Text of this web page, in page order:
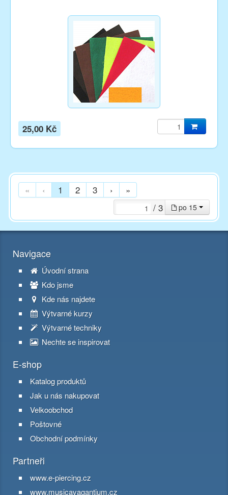
25,00 Kč
« ‹ 1 2 3 › »
po 15
/ 3
Navigace
Úvodní strana
Kdo jsme
Kde nás najdete
Výtvarné kurzy
Výtvarné techniky
Nechte se inspirovat
E-shop
Katalog produktů
Jak u nás nakupovat
Velkoobchod
Poštovné
Obchodní podmínky
Partneři
www.e-piercing.cz
www.musicavagantium.cz